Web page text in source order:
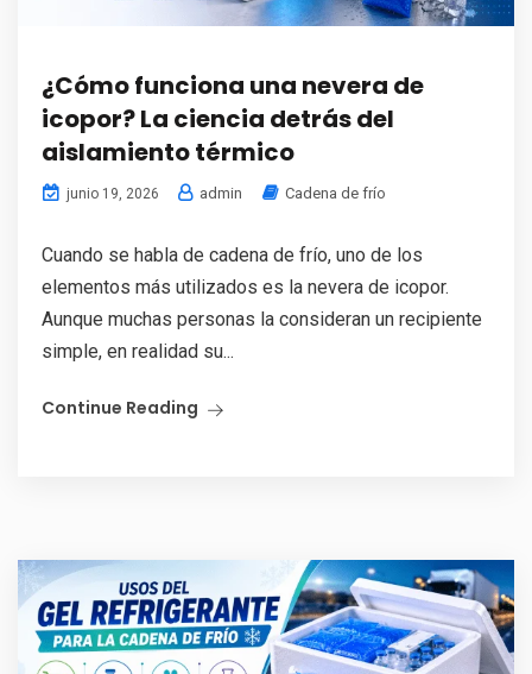
¿Cómo funciona una nevera de
icopor? La ciencia detrás del
aislamiento térmico
junio 19, 2026 admin Cadena de frío
Cuando se habla de cadena de frío, uno de los
elementos más utilizados es la nevera de icopor.
Aunque muchas personas la consideran un recipiente
simple, en realidad su...
Continue Reading